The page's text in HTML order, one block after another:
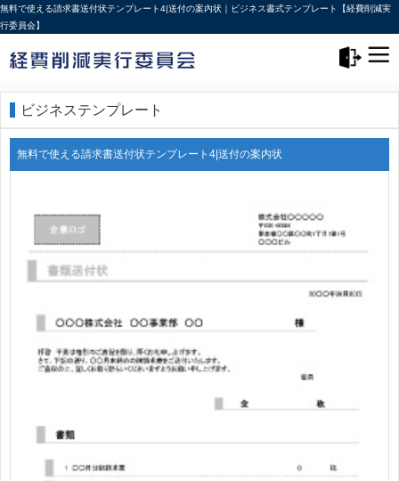
無料で使える請求書送付状テンプレート4|送付の案内状｜ビジネス書式テンプレート【経費削減実
行委員会】
ビジネステンプレート
無料で使える請求書送付状テンプレート4|送付の案内状